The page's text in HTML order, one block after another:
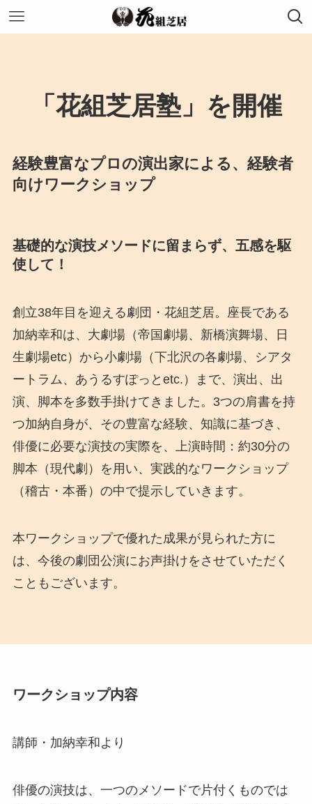
「花組芝居塾」を開催
経験豊富なプロの演出家による、経験者
向けワークショップ
基礎的な演技メソードに留まらず、五感を駆
使して！
創立38年目を迎える劇団・花組芝居。座長である
加納幸和は、大劇場（帝国劇場、新橋演舞場、日
生劇場etc）から小劇場（下北沢の各劇場、シアタ
ートラム、あうるすぽっとetc.）まで、演出、出
演、脚本を多数手掛けてきました。3つの肩書を持
つ加納自身が、その豊富な経験、知識に基づき、
俳優に必要な演技の実際を、上演時間：約30分の
脚本（現代劇）を用い、実践的なワークショップ
（稽古・本番）の中で提示していきます。
本ワークショップで優れた成果が見られた方に
は、今後の劇団公演にお声掛けをさせていただく
こともございます。
ワークショップ内容
講師・加納幸和より
俳優の演技は、一つのメソードで片付くものでは